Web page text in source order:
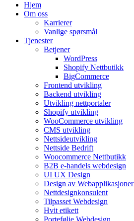
Hjem
Om oss
Karrierer
Vanlige spørsmål
Tjenester
Betjener
WordPress
Shopify Nettbutikk
BigCommerce
Frontend utvikling
Backend utvikling
Utvikling nettportaler
Shopify utvikling
WooCommerce utvikling
CMS utvikling
Nettsideutvikling
Nettside Bedrift
Woocommerce Nettbutikk
B2B e-handels webdesign
UI UX Design
Design av Webapplikasjoner
Nettdesignkonsulent
Tilpasset Webdesign
Hvit etikett
Portefølje Webdesign